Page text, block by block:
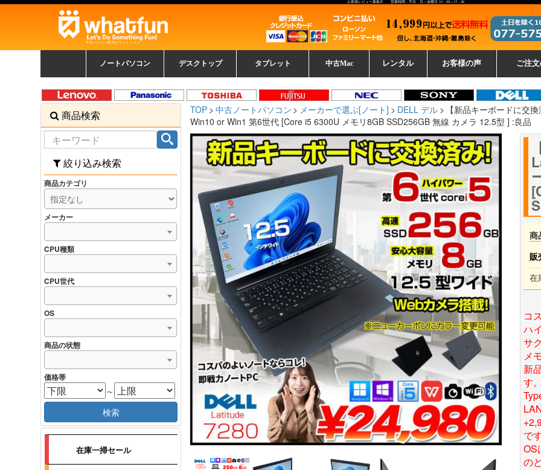
お客様レビュー募集中 営業時間：平日 月～金曜日 10：00～17：30
中古パソコン販売のワットファン
ノートパソコン
覧
パソコン
ッカード
デスクトップ
中古デスクトップ一覧
新品デスクトップ一
覧
ゲーミングパソコン
トレーディングパソ
コン
ッカード
タブレット 中古Mac レンタル お客様の声 ご注
TOP 中古ノートパソコン メーカーで選ぶ[ノート] DELL デル
【新品キーボードに交
Win10 or Win1 第6世代 [Core i5 6300U メモリ8GB SSD256GB 無線 カメラ 12.5型 ] :良品
商
販
在
コ
ハ
サ
メ
新
す。
です
OS
の
商品検索
絞り込み検索
商品カテゴリ
メーカー
CPU種類
CPU世代
OS
商品の状態
価格帯
～
検索
在庫一掃セール